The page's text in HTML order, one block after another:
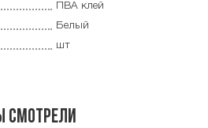
ПВА клей
Белый
шт
смотрели